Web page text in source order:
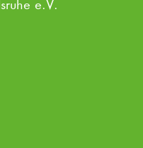
e.V.